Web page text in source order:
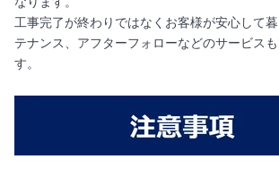
工事完了が終わりではなくお客様が安心して
テナンス、アフターフォローなどのサービス
す。